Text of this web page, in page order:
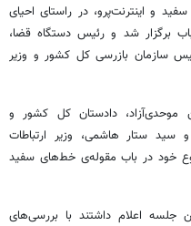
و اینترنت‌پرو، در راستای احیای
برگزار شد و رئیس دستگاه قضا،
سازمان بازرسی کل کشور و وزیر
موحدی‌آزاد، دادستان کل کشور و
سید ستار هاشمی، وزیر ارتباطات
خود در باب مقوله‌ی خط‌های سفید
جلسه اعلام داشتند با بررسی‌های